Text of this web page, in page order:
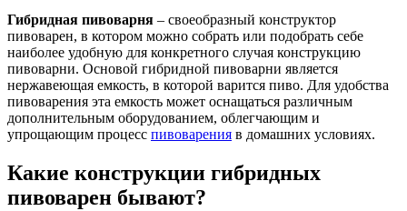
Гибридная пивоварня – своеобразный конструктор
пивоварен, в котором можно собрать или подобрать себе
наиболее удобную для конкретного случая конструкцию
пивоварни. Основой гибридной пивоварни является
нержавеющая емкость, в которой варится пиво. Для удобства
пивоварения эта емкость может оснащаться различным
дополнительным оборудованием, облегчающим и
упрощающим процесс пивоварения в домашних условиях.
Какие конструкции гибридных
пивоварен бывают?